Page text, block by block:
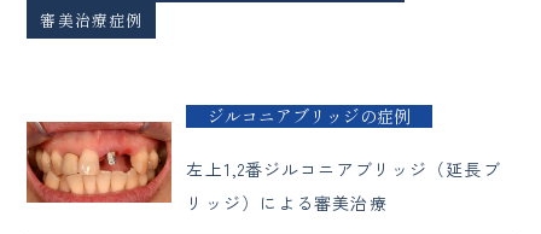
審美治療症例
ジルコニアブリッジの症例
左上1,2番ジルコニアブリッジ（延長ブ
リッジ）による審美治療